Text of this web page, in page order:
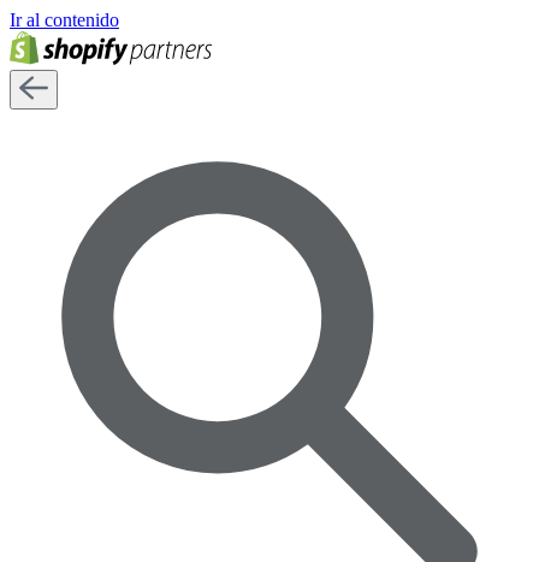
Ir al contenido